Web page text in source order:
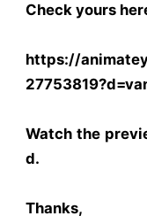
Check yours
https://
Watch the
d.
Thanks,